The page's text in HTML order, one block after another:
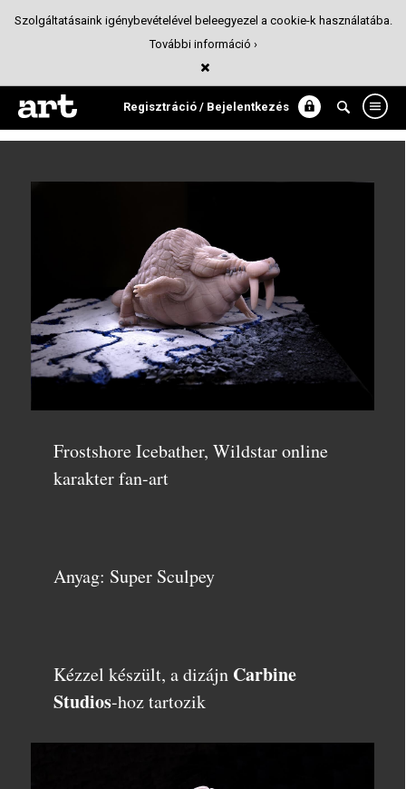
Regisztráció / Bejelentkezés
Frostshore Icebather
Szobrászat
Frostshore Icebather, Wildstar online
karakter fan-art
Anyag: Super Sculpey
Kézzel készült, a dizájn Carbine
Studios-hoz tartozik
Szolgáltatásaink igénybevételével beleegyezel a cookie-k használatába.
További információ ›